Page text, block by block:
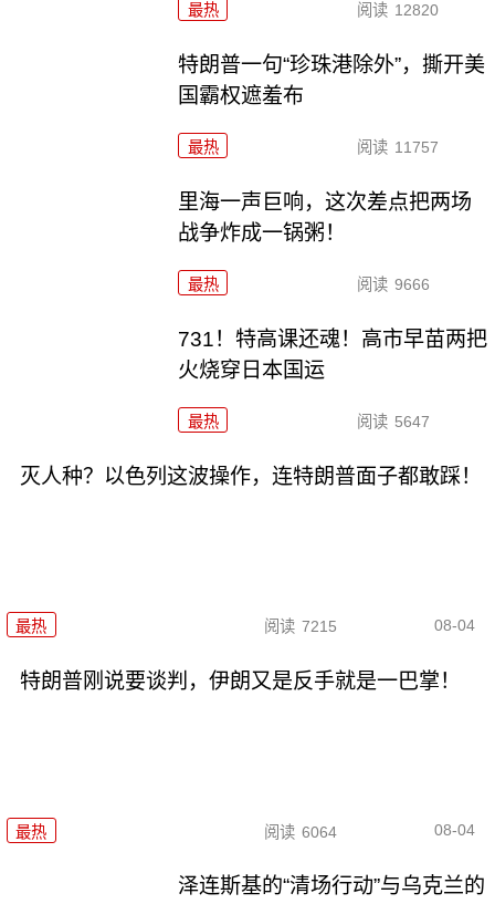
最热 阅读 12820
特朗普一句“珍珠港除外”，撕开美
国霸权遮羞布
最热 阅读 11757
里海一声巨响，这次差点把两场
战争炸成一锅粥！
最热 阅读 9666
731！特高课还魂！高市早苗两把
火烧穿日本国运
最热 阅读 5647
灭人种？以色列这波操作，连特朗普面子都敢踩！
最热 阅读 7215 08-04
特朗普刚说要谈判，伊朗又是反手就是一巴掌！
最热 阅读 6064 08-04
泽连斯基的“清场行动”与乌克兰的